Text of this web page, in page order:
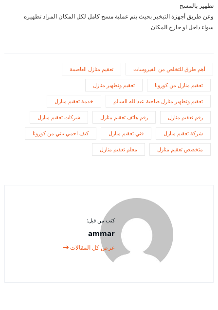
تطهير بالمسح
وعن طريق أجهزة التبخير بحيث يتم عملية مسح كامل لكل المكان المراد تطهيره
سواء داخل او خارج المكان
أهم طرق للتخلص من الفيروسات تعقيم منازل العاصمة
تعقيم منازل من كورونا تعقيم وتطهير منازل
تعقيم وتطهير منازل ضاحية عبدالله السالم خدمة تعقيم منازل
رقم تعقيم منازل رقم هاتف تعقيم منازل شركات تعقيم منازل
شركة تعقيم منازل فني تعقيم منازل كيف احمي بيتي من كورونا
متخصص تعقيم منازل معلم تعقيم منازل
كتب من قبل:
ammar
عرض كل المقالات